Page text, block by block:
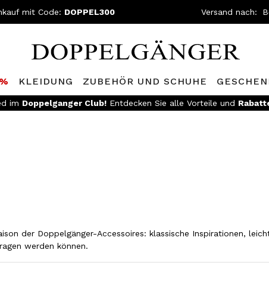
mit Code: DOPPEL300 Versand nach:
KLEIDUNG ZUBEHÖR UND SCHUHE
im Doppelganger Club! Entdecken Sie alle Vorteile und
der Doppelgänger-Accessoires: klassische Inspirationen,
werden können.